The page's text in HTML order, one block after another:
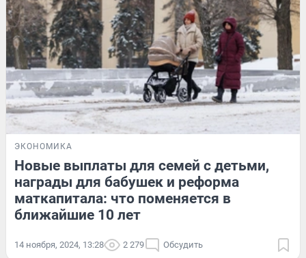
ЭКОНОМИКА
Новые выплаты для семей с детьми,
награды для бабушек и реформа
маткапитала: что поменяется в
ближайшие 10 лет
14 ноября, 2024, 13:28 2 279 Обсудить